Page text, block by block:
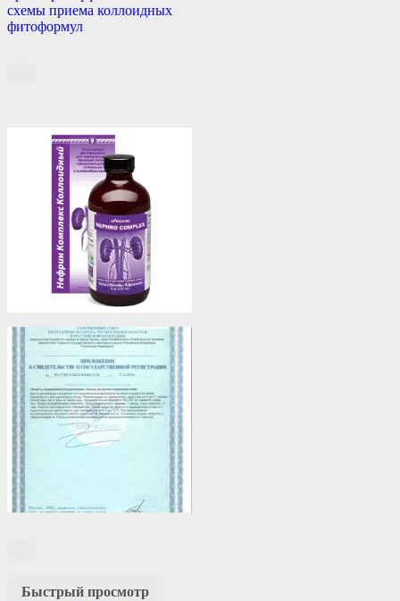
схемы приема коллоидных
фитоформул
Быстрый просмотр